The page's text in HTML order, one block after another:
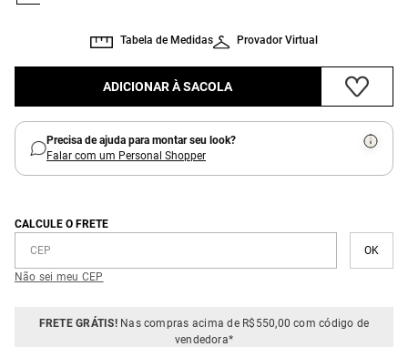
Provador Virtual
Tabela de Medidas
ADICIONAR À SACOLA
Precisa de ajuda para montar seu look?
Falar com um Personal Shopper
CALCULE O FRETE
Não sei meu CEP
FRETE GRÁTIS!Nas compras acima de R$550,00 com código de
vendedora*